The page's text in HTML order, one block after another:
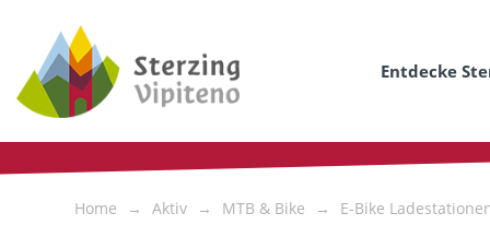
Entdecke
Home Aktiv MTB & Bike E-Bike